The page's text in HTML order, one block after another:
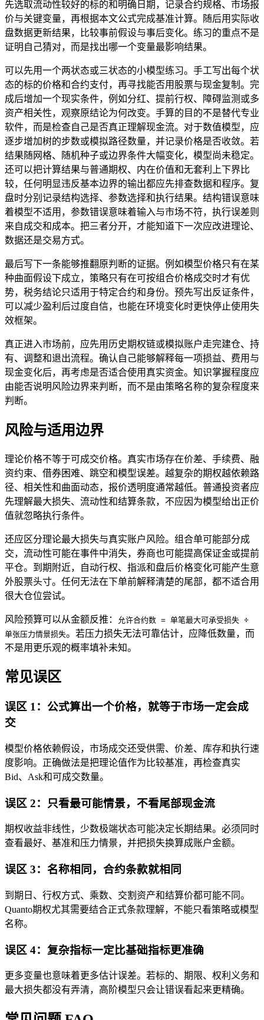
先选取流动性较好的标的和明确日期，记录合约规格、市场报
价与关键变量，再根据本文公式完成基准计算。随后用实际收
盘数据更新结果，比较事前假设与事后变化。练习的重点不是
证明自己猜对，而是找出哪一个变量最影响结果。
可以先用一个两状态或三状态的小模型练习。手工写出每个状
态的标的价格和合约支付，再寻找能否用股票与现金复制。完
成后增加一个现实条件，例如分红、提前行权、障碍监测或多
资产相关性，观察原结论为何改变。手算的目的不是替代专业
软件，而是检查自己是否真正理解现金流。对于数值模型，应
逐步增加树的步数或模拟路径数量，并记录价格是否收敛。若
结果随网格、随机种子或边界条件大幅变化，模型尚未稳定。
还可以把计算结果与普通期权、内在价值和无套利上下界比
较，任何明显违反基本边界的输出都应先排查数据和程序。复
盘时分别记录结构选择、参数选择和执行结果。结构错误意味
着模型不适用，参数错误意味着输入与市场不符，执行误差则
来自成交和成本。把三者分开，才能知道下一次应改进理论、
数据还是交易方式。
最后写下一条能够推翻原判断的证据。例如模型价格只有在某
种曲面假设下成立，策略只有在可按组合价格成交时才有优
势，税务结论只适用于特定合约和身份。预先写出反证条件，
可以减少盈利后过度自信，也能在环境变化时更快停止使用失
效框架。
真正进入市场前，应先用历史期权链或模拟账户走完建仓、持
有、调整和退出流程。确认自己能够解释每一项损益、费用与
现金变化后，再考虑是否适合使用真实资金。知识掌握程度应
由能否说明风险边界来判断，而不是由策略名称的复杂程度来
判断。
风险与适用边界
理论价格不等于可成交价格。真实市场存在价差、手续费、融
资约束、借券困难、跳空和模型误差。越复杂的期权越依赖路
径、相关性和曲面动态，报价透明度通常越低。普通投资者应
先理解最大损失、流动性和结算条款，不应因为模型给出正价
值就忽略执行条件。
还应区分理论最大损失与真实账户风险。组合单可能部分成
交，流动性可能在事件中消失，券商也可能提高保证金或提前
平仓。到期附近，自动行权、指派和盘后价格变化可能产生意
外股票头寸。任何无法在下单前解释清楚的尾部，都不适合用
很大仓位尝试。
风险预算可以从金额反推：
允许合约数 = 单笔最大可承受损失 ÷
单张压力情景损失。若压力损失无法可靠估计，应降低数量，而
不是用更乐观的概率填补未知。
常见误区
误区 1：公式算出一个价格，就等于市场一定会成
交
模型价格依赖假设，市场成交还受供需、价差、库存和执行速
度影响。正确做法是把理论值作为比较基准，再检查真实
Bid、Ask和可成交数量。
误区 2：只看最可能情景，不看尾部现金流
期权收益非线性，少数极端状态可能决定长期结果。必须同时
查看最好、基准和压力情景，并把损失换算成账户金额。
误区 3：名称相同，合约条款就相同
到期日、行权方式、乘数、交割资产和结算价都可能不同。
Quanto期权尤其需要结合正式条款理解，不能只看策略或模型
名称。
误区 4：复杂指标一定比基础指标更准确
更多变量也意味着更多估计误差。若标的、期限、权利义务和
最大损失都没有弄清，高阶模型只会让错误看起来更精确。